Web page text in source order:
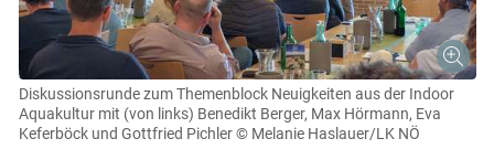
Diskussionsrunde zum Themenblock Neuigkeiten aus der Indoor
Aquakultur mit (von links) Benedikt Berger, Max Hörmann, Eva
Keferböck und Gottfried Pichler © Melanie Haslauer/LK NÖ